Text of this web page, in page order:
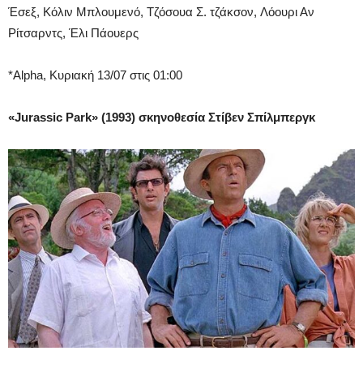
Έσεξ, Κόλιν Μπλουμενό, Τζόσουα Σ. τζάκσον, Λόουρι Αν
Ρίτσαρντς, Έλι Πάουερς
*Alpha, Κυριακή 13/07 στις 01:00
«Jurassic Park» (1993) σκηνοθεσία Στίβεν Σπίλμπεργκ